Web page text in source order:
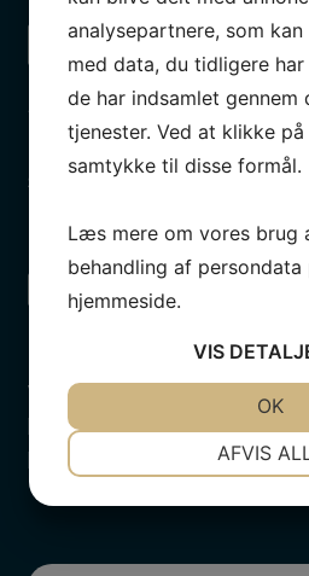
Serviceaftale
På vores autoværksted i Aarhus
serviceaftale. Den giver dig
Vores bilværksted i Aarhus giver
hurtigst mulige service, så du ikke
bil længe.
analysepartnere, som
med data, du tidligere
de har indsamlet gennem
tjenester. Ved at klikke
samtykke til disse formål.
Læs mere om vores brug
behandling af persondata
hjemmeside.
VIS
AFVIS
OK